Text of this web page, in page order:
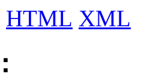
HTML XML